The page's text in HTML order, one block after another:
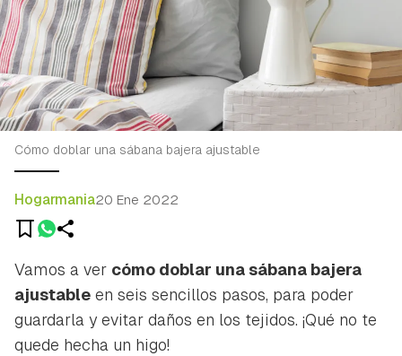
Cómo doblar una sábana bajera ajustable
Hogarmania20 Ene 2022
Vamos a ver cómo doblar una sábana bajera
ajustable en seis sencillos pasos, para poder
guardarla y evitar daños en los tejidos. ¡Qué no te
quede hecha un higo!